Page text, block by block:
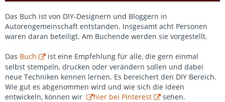
Das Buch ist von DIY-Designern und Bloggern in
Autorengemeinschaft entstanden. Insgesamt acht Personen
waren daran beteiligt. Am Buchende werden sie vorgestellt.
Das Buch
ist eine Empfehlung für alle, die gern einmal
selbst stempeln, drucken oder verändern sollen und dabei
neue Techniken kennen lernen. Es bereichert den DIY Bereich.
Wie gut es abgenommen wird und wie sich die Ideen
entwickeln, können wir
hier bei Pinterest sehen.